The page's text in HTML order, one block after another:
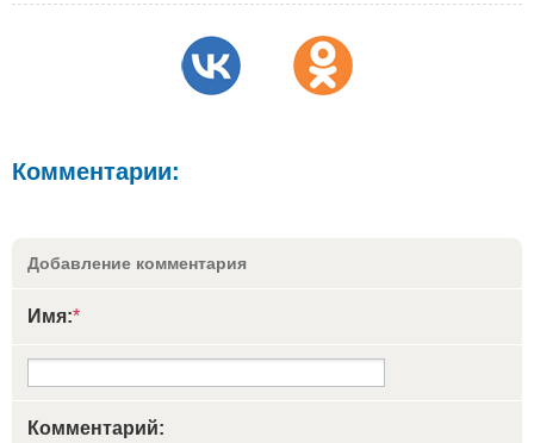
Комментарии:
Добавление комментария
Имя:*
Комментарий: